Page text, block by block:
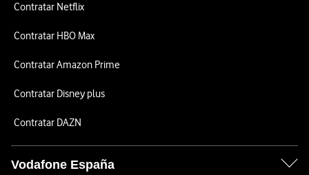
Contratar Netflix
Contratar HBO Max
Contratar Amazon Prime
Contratar Disney plus
Contratar DAZN
Vodafone España